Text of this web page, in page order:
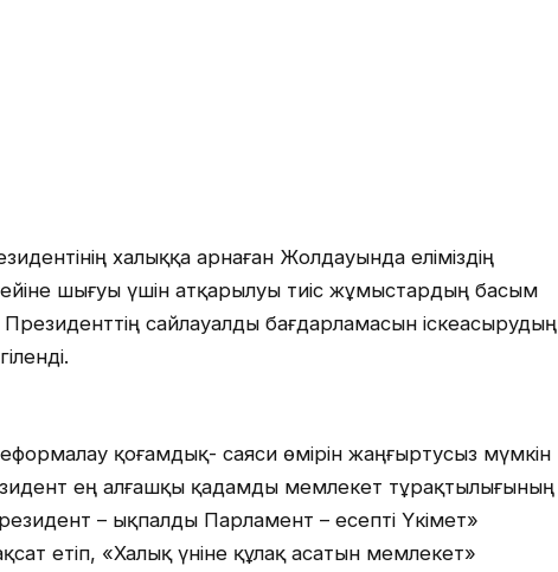
халыққа арнаған Жолдауында еліміздің
шығуы үшін атқарылуы тиіс жұмыстардың басым
Президенттің сайлауалды бағдарламасын іскеасырудың
қоғамдық- саяси өмірін жаңғыртусыз мүмкін
ең алғашқы қадамды мемлекет тұрақтылығының
– ықпалды Парламент – есепті Үкімет»
етіп, «Халық үніне құлақ асатын мемлекет»